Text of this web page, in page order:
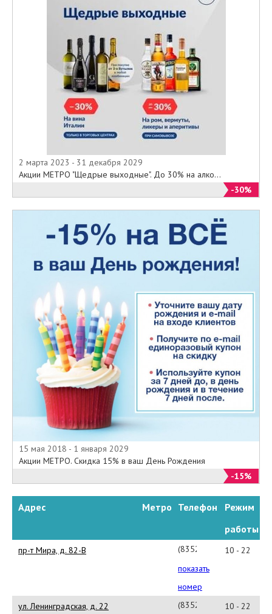
2 марта 2023 - 31 декабря 2029
Акции МЕТРО "Щедрые выходные". До 30% на алко...
-30%
15 мая 2018 - 1 января 2029
Акции МЕТРО. Скидка 15% в ваш День Рождения
-15%
Адрес Метро Телефон
Режим
работы
пр-т Мира, д. 82-В
(8352)
28-
86-
84
показать
номер
10 - 22
ул. Ленинградская, д. 22 (8352) 10 - 22